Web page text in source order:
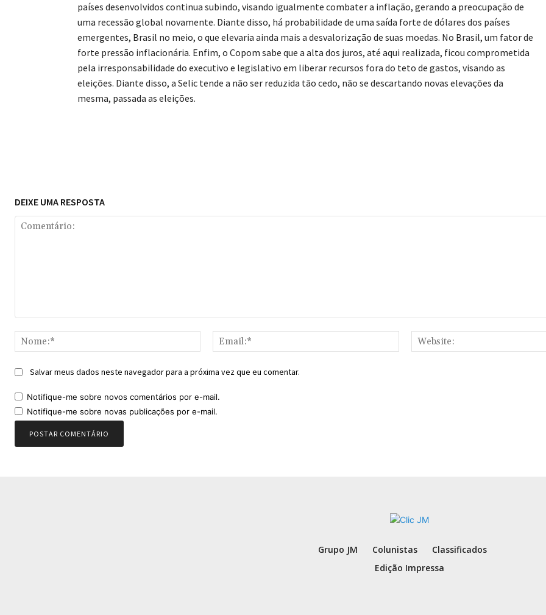
países desenvolvidos continua subindo, visando igualmente combater a inflação, gerando a preocupação de
uma recessão global novamente. Diante disso, há probabilidade de uma saída forte de dólares dos países
emergentes, Brasil no meio, o que elevaria ainda mais a desvalorização de suas moedas. No Brasil, um fator de
forte pressão inflacionária. Enfim, o Copom sabe que a alta dos juros, até aqui realizada, ficou comprometida
pela irresponsabilidade do executivo e legislativo em liberar recursos fora do teto de gastos, visando as
eleições. Diante disso, a Selic tende a não ser reduzida tão cedo, não se descartando novas elevações da
mesma, passada as eleições.
DEIXE UMA RESPOSTA
Nome:*
Email:*
Salvar meus dados neste navegador para a próxima vez que eu comentar.
Notifique-me sobre novos comentários por e-mail.
Notifique-me sobre novas publicações por e-mail.
Grupo JM Colunistas
Classificados
Edição Impressa